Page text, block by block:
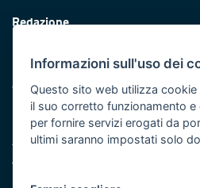
Redazione
Protezione civile
Vai al sito di Protezione Civile
Iniziativa finanziata con risorse
Asse XI
Note legali
Informazioni sull'uso dei
Questo sito web utilizza
il suo corretto funzionamento
per fornire servizi erogati da
ultimi saranno impostati solo